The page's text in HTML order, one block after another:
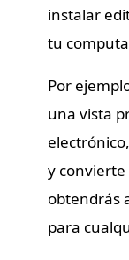
instalar
tu
Por
una vista
y convierte
obtendrás
para